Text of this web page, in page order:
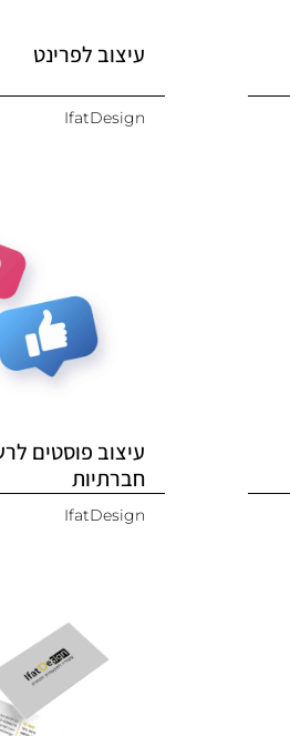
עיצוב לפרינט
IfatDesign
עיצוב פוסטים
חברתיות
IfatDesign